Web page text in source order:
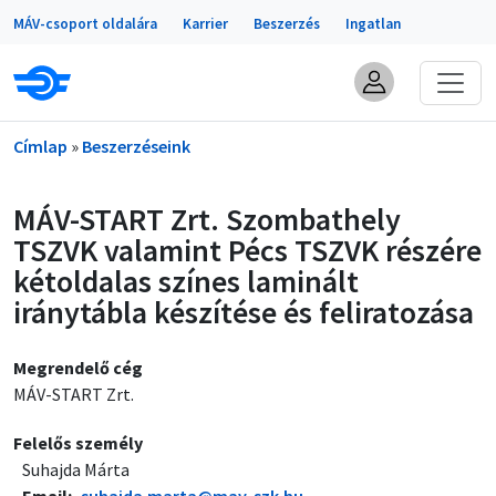
Ugrás a tartalomra
Portálok
MÁV-csoport oldalára Karrier Beszerzés Ingatlan
Morzsa
Címlap Beszerzéseink
MÁV-START Zrt. Szombathely
TSZVK valamint Pécs TSZVK részére
kétoldalas színes laminált
iránytábla készítése és feliratozása
Megrendelő cég
MÁV-START Zrt.
Felelős személy
Suhajda Márta